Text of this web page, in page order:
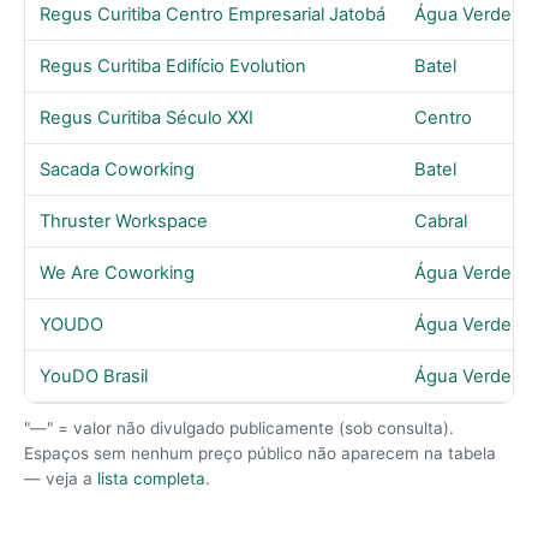
Regus Curitiba Centro Empresarial Jatobá Água Verde
Regus Curitiba Edifício Evolution Batel
Regus Curitiba Século XXI Centro
Sacada Coworking Batel
Thruster Workspace Cabral
We Are Coworking Água Verde
YOUDO Água Verde
YouDO Brasil Água Verde
"—" = valor não divulgado publicamente (sob consulta).
Espaços sem nenhum preço público não aparecem na tabela
— veja a lista completa.